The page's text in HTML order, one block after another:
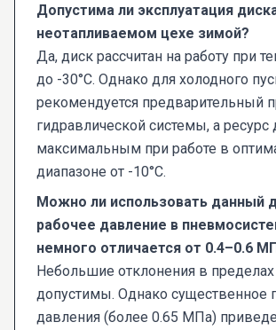
Допустима ли эксплуатация
неотапливаемом цехе зимой?
Да, диск рассчитан на работу при
до -30°C. Однако для холодного
рекомендуется предварительный
гидравлической системы, а ресурс
максимальным при работе в
диапазоне от -10°C.
Можно ли использовать данный
рабочее давление в
немного отличается от 0.4–0.6
Небольшие отклонения в
допустимы. Однако
давления (более 0.65 МПа)